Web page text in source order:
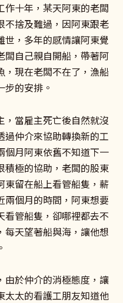
作十年，某天阿東的老闆
不捨及難過，因阿東跟老
世，多年的感情讓阿東覺
闆自己親自開船，帶著阿
，現在老闆不在了，漁船
的安排。
，當雇主死亡後自然就沒
過仲介來協助轉換新的工
個月阿東依舊不知道下一
積極的協助，老闆的股東
東留在船上看管船隻，薪
兩個月的時間，阿東想要
看管船隻，卻哪裡都去不
每天望著船與海，讓他想
由於仲介的消極態度，讓
太太的看護工朋友知道他